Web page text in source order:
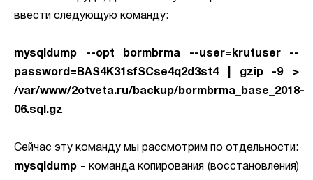
ввести следующую команду:
mysqldump --opt bormbrma --user=krutuser --
password=BAS4K31sfSCse4q2d3st4 | gzip -9 >
/var/www/2otveta.ru/backup/bormbrma_base_2018-
06.sql.gz
Сейчас эту команду мы рассмотрим по отдельности:
mysqldump - команда копирования (восстановления)